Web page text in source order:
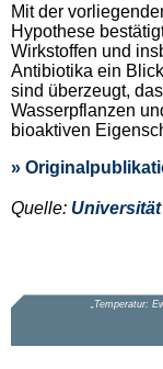
Mit der
Hypothese
Wirkstoffen und
Antibiotika ein
sind überzeugt,
Wasserpflanzen
bioaktiven
»
Quelle: